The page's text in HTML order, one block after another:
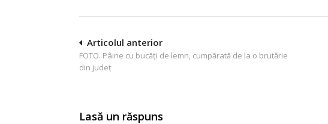
Navigare
în
Articolul anterior
FOTO. Pâine cu bucăți de lemn, cumpărată de la o brutărie
din județ
Lasă un răspuns